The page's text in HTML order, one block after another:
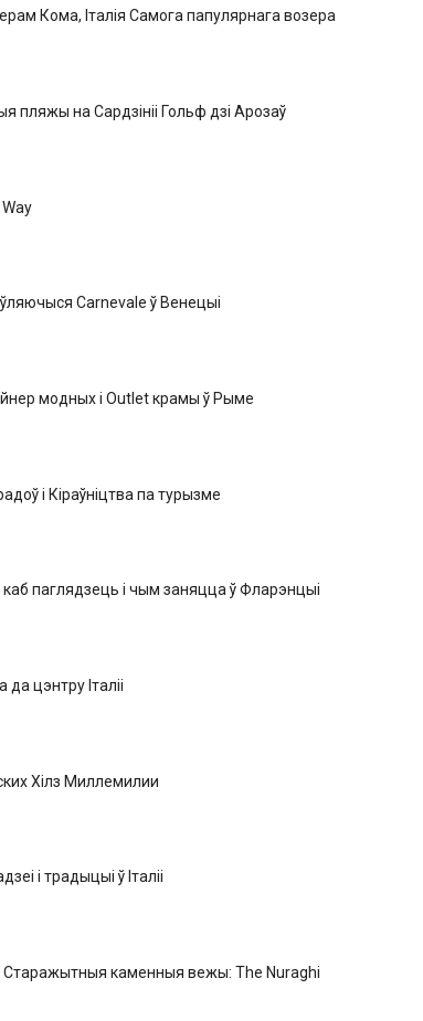
Кома, Італія Самога папулярнага возера
пляжы на Сардзініі Гольф дзі Арозаў
Carnevale ў Венецыі
модных і Outlet крамы ў Рыме
і Кіраўніцтва па турызме
паглядзець і чым заняцца ў Фларэнцыі
цэнтру Італіі
Хілз Миллемилии
і традыцыі ў Італіі
- Старажытныя каменныя вежы: The Nuraghi